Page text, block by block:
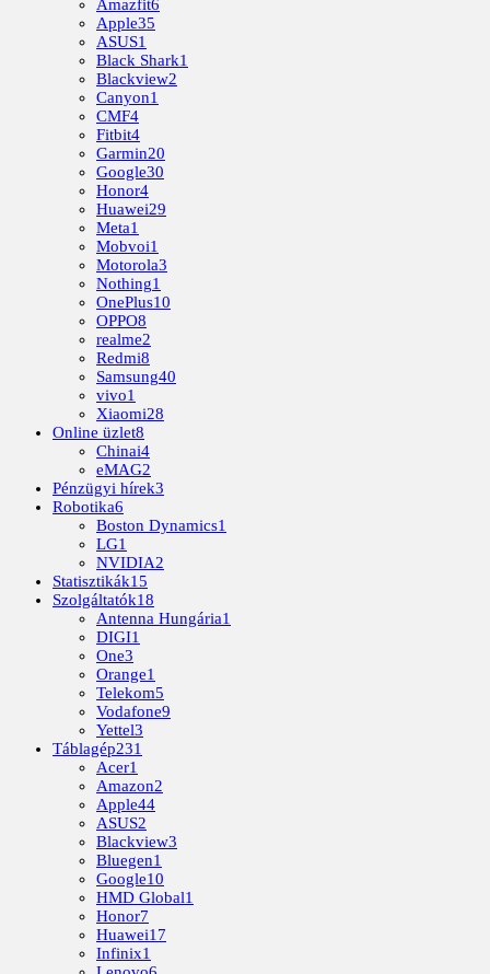
Amazfit6
Apple35
ASUS1
Black Shark1
Blackview2
Canyon1
CMF4
Fitbit4
Garmin20
Google30
Honor4
Huawei29
Meta1
Mobvoi1
Motorola3
Nothing1
OnePlus10
OPPO8
realme2
Redmi8
Samsung40
vivo1
Xiaomi28
Online üzlet8
Chinai4
eMAG2
Pénzügyi hírek3
Robotika6
Boston Dynamics1
LG1
NVIDIA2
Statisztikák15
Szolgáltatók18
Antenna Hungária1
DIGI1
One3
Orange1
Telekom5
Vodafone9
Yettel3
Táblagép231
Acer1
Amazon2
Apple44
ASUS2
Blackview3
Bluegen1
Google10
HMD Global1
Honor7
Huawei17
Infinix1